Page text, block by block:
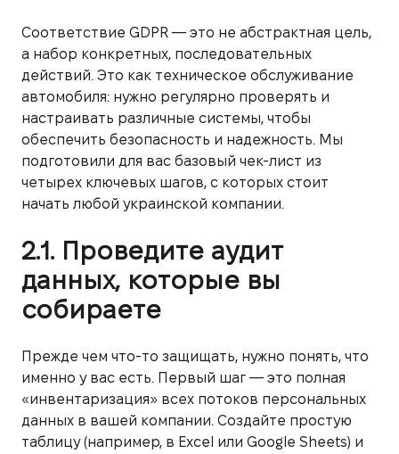
Соответствие GDPR — это не абстрактная цель,
а набор конкретных, последовательных
действий. Это как техническое обслуживание
автомобиля: нужно регулярно проверять и
настраивать различные системы, чтобы
обеспечить безопасность и надежность. Мы
подготовили для вас базовый чек-лист из
четырех ключевых шагов, с которых стоит
начать любой украинской компании.
2.1. Проведите аудит
данных, которые вы
собираете
Прежде чем что-то защищать, нужно понять, что
именно у вас есть. Первый шаг — это полная
«инвентаризация» всех потоков персональных
данных в вашей компании. Создайте простую
таблицу (например, в Excel или Google Sheets) и